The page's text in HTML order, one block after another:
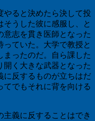
やると決めたら決して投
うした彼に感服し、と
意志を貫き医師となった
ていた。大学で教授と
まったのだ。自ら課した
開く大きな武器となった
に反するものが立ちはだ
てでもそれに背を向ける
義に反することはでき